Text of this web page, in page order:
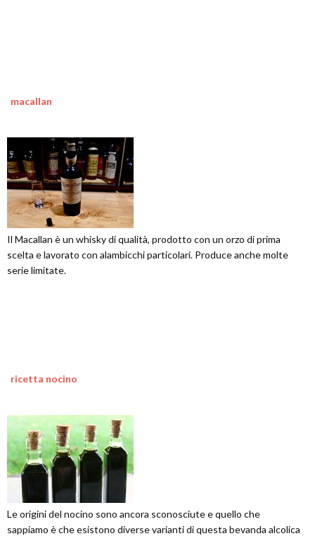
macallan
Il Macallan è un whisky di qualità, prodotto con un orzo di prima
scelta e lavorato con alambicchi particolari. Produce anche molte
serie limitate.
ricetta nocino
Le origini del nocino sono ancora sconosciute e quello che
sappiamo è che esistono diverse varianti di questa bevanda alcolica